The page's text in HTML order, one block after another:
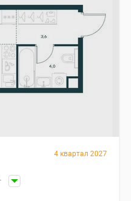
4 квартал 2027